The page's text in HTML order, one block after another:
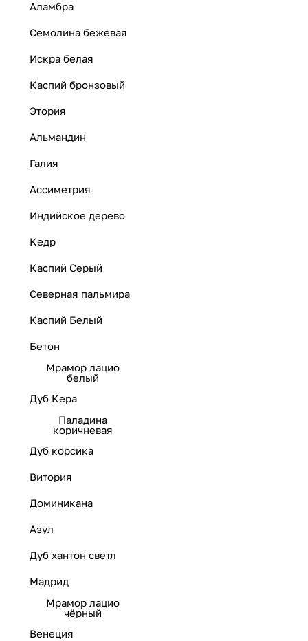
Аламбра
Семолина бежевая
Искра белая
Каспий бронзовый
Этория
Альмандин
Галия
Ассиметрия
Индийское дерево
Кедр
Каспий Серый
Северная пальмира
Каспий Белый
Бетон
Мрамор лацио
белый
Дуб Кера
Паладина
коричневая
Дуб корсика
Витория
Доминикана
Азул
Дуб хантон светл
Мадрид
Мрамор лацио
чёрный
Венеция